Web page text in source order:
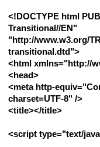
<!DOCTYPE html
Transitional//EN"
"http://www.w3.org/
transitional.dtd">
<html xmlns="http://
<head>
<meta http-
charset=UTF-8" />
<title></title>
<script type="text/